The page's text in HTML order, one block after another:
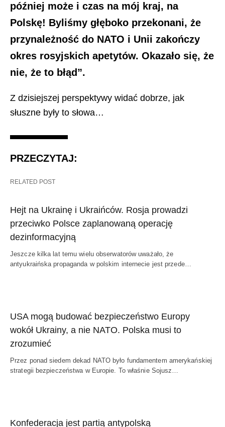
później może i czas na mój kraj, na
Polskę! Byliśmy głęboko przekonani, że
przynależność do NATO i Unii zakończy
okres rosyjskich apetytów. Okazało się, że
nie, że to błąd”.
Z dzisiejszej perspektywy widać dobrze, jak
słuszne były to słowa…
PRZECZYTAJ:
RELATED POST
Hejt na Ukrainę i Ukraińców. Rosja prowadzi
przeciwko Polsce zaplanowaną operację
dezinformacyjną
Jeszcze kilka lat temu wielu obserwatorów uważało, że
antyukraińska propaganda w polskim internecie jest przede…
USA mogą budować bezpieczeństwo Europy
wokół Ukrainy, a nie NATO. Polska musi to
zrozumieć
Przez ponad siedem dekad NATO było fundamentem amerykańskiej
strategii bezpieczeństwa w Europie. To właśnie Sojusz…
Konfederacja jest partią antypolską